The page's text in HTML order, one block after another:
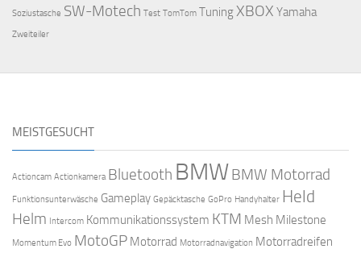
Soziustasche SW-Motech Test TomTom TuningXBOX Yamaha
Zweiteiler
MEISTGESUCHT
Actioncam Actionkamera Bluetooth BMWBMW Motorrad
Funktionsunterwäsche Gameplay Gepäcktasche GoPro Handyhalter Held
Helm Intercom Kommunikationssystem KTM Mesh Milestone
Momentum Evo MotoGP Motorrad Motorradnavigation Motorradreifen